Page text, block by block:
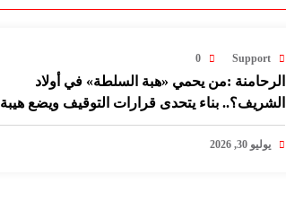
Support
0
الرحامنة :من يحمي «هبة السلطة» في أولاد
الشريف؟.. بناء يتحدى قرارات التوقيف ويضع هيبة
القانون على المحك!
يوليو 30, 2026